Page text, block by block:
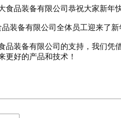
食品装备有限公司恭祝大家新年
装备有限公司全体员工迎来了
品装备有限公司的支持，我们
更好的产品和技术！